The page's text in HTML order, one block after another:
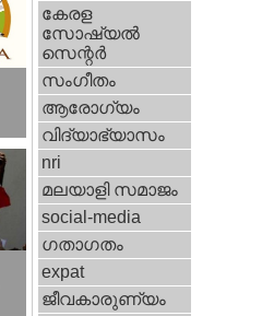
കേരള
സോഷ്യല്‍
സെന്റര്‍
സംഗീതം
ആരോഗ്യം
വിദ്യാഭ്യാസം
nri
മലയാളി സമാജം
social-media
ഗതാഗതം
expat
ജീവകാരുണ്യം